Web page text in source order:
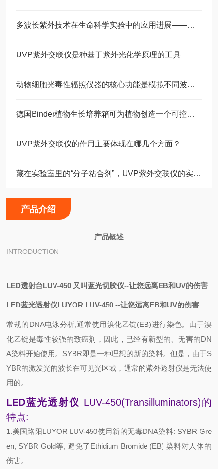
多波长紫外技术在生命科学实验中的应用进展——从细胞辐照到角膜交联
UVP紫外交联仪是种基于紫外光化学原理的工具
动物细胞光毒性辐照仪器的核心功能是模拟不同波长的光照环境
德国Binder植物生长培养箱可为植物创造一个可控的生长环境
UVP紫外交联仪的作用主要体现在哪几个方面？
藏在实验室里的“分子粘合剂”，UVP紫外交联仪的实用真相
产品介绍
产品概述
INTRODUCTION
LED透射台LUV-450 又叫蓝光切胶仪--让您远离EB和UV的伤害
LED蓝光透射仪LUYOR LUV-450 --让您远离EB和UV的伤害
常规的DNA电泳分析,通常使用溴化乙锭(EB)进行染色。由于溴
化乙锭是毒性较强的致癌剂，因此，已经有新型的、无害的DN
A染料开始使用。SYBR即是一种理想的新的染料。但是，由于S
YBR的激发光的波长在可见光区域，通常的紫外透射仪是无法使
用的。
LED蓝光透射仪 LUV-450(Transilluminators)的
特点:
1.美国路阳LUYOR LUV-450使用新的无毒DNA染料: SYBR Gre
en, SYBR Gold等, 避免了Ethidium Bromide (EB) 染料对人体的
伤害。